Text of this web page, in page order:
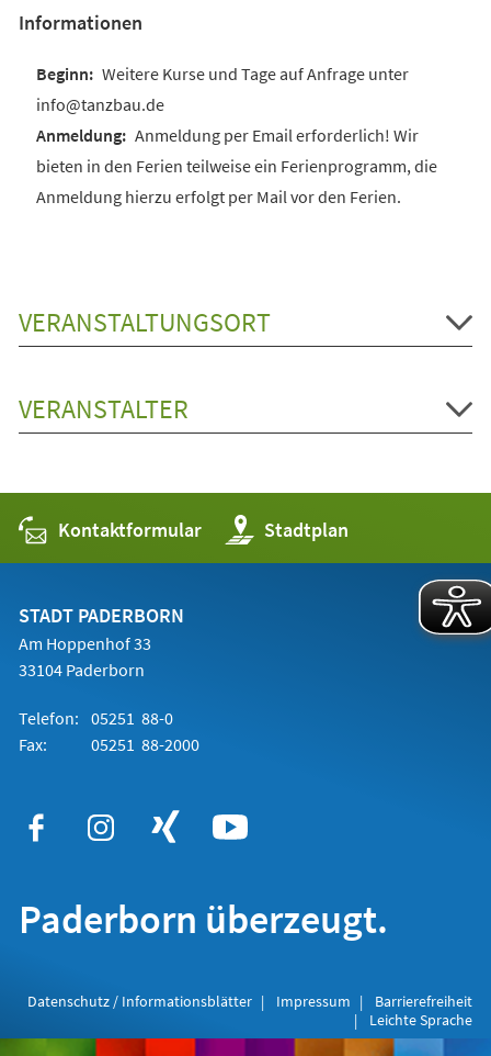
Informationen
Weitere Kurse und Tage auf Anfrage unter
info@tanzbau.de
Anmeldung per Email erforderlich! Wir
bieten in den Ferien teilweise ein Ferienprogramm, die
Anmeldung hierzu erfolgt per Mail vor den Ferien.
VERANSTALTUNGSORT
VERANSTALTER
Kontaktformular Stadtplan
(Öffnet
in
einem
STADT PADERBORN
Am Hoppenhof 33
33104 Paderborn
Telefon: 05251 88-0
Fax:
05251 88-2000
Paderborn überzeugt.
Datenschutz / Informationsblätter Impressum
Barrierefreiheit
Leichte Sprache